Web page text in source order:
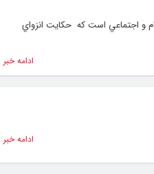
و اجتماعي است که حکايت انزواي
ادامه خبر
ادامه خبر